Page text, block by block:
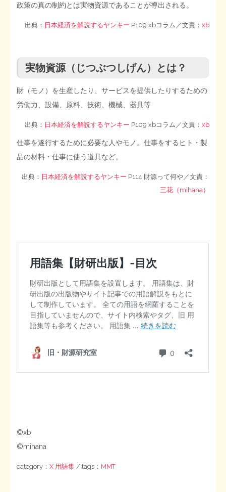
政策の真の制約とは実物資源であることが導出される。
出典： 日本経済を解説するヤンキー P109 xbコラム／文責： xb
実物資源（じつぶつしげん）とは？
財（モノ）を生産したり、サービスを提供したりするための
労働力、設備、原料、技術、機械、器具等
出典： 日本経済を解説するヤンキー P109 xbコラム／文責： xb
仕事を遂行するために必要な人やモノ。仕事をするヒト・製
品の材料・仕事に使う道具など。
出典： 日本経済を解説するヤンキー P114 財源って何や／文責：
三花（mihana）
©xb
©mihana
category：X 用語集 / tags： MMT